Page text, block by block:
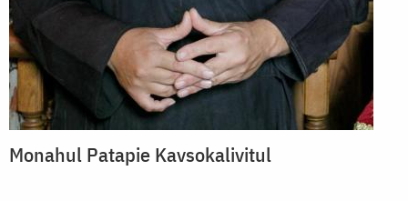
Monahul Patapie Kavsokalivitul